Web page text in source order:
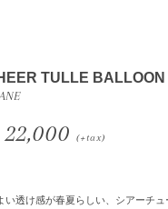
TULLE BALLOON
22,000(+tax)
い透け感が春夏らしい、シアーチュ